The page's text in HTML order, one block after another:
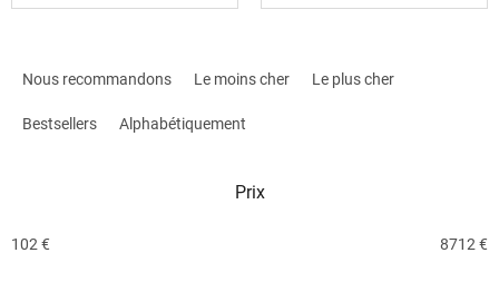
o
Nous recommandons Le moins cher Le plus cher
Bestsellers Alphabétiquement
Prix
102 € 8712 €